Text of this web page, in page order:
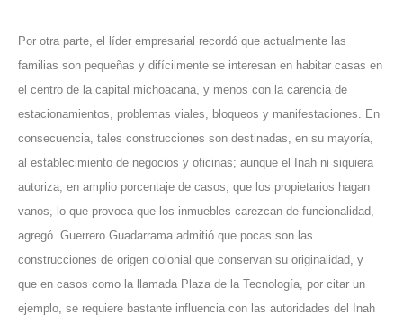
Por otra parte, el líder empresarial recordó que actualmente las
familias son pequeñas y difícilmente se interesan en habitar casas en
el centro de la capital michoacana, y menos con la carencia de
estacionamientos, problemas viales, bloqueos y manifestaciones. En
consecuencia, tales construcciones son destinadas, en su mayoría,
al establecimiento de negocios y oficinas; aunque el Inah ni siquiera
autoriza, en amplio porcentaje de casos, que los propietarios hagan
vanos, lo que provoca que los inmuebles carezcan de funcionalidad,
agregó. Guerrero Guadarrama admitió que pocas son las
construcciones de origen colonial que conservan su originalidad, y
que en casos como la llamada Plaza de la Tecnología, por citar un
ejemplo, se requiere bastante influencia con las autoridades del Inah